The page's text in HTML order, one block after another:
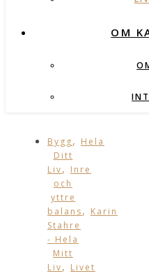
OM
Bygg, Hela
Ditt
Liv, Inre
och
yttre
balans, Karin
Stahre
- Hela
Mitt
Liv, Livet